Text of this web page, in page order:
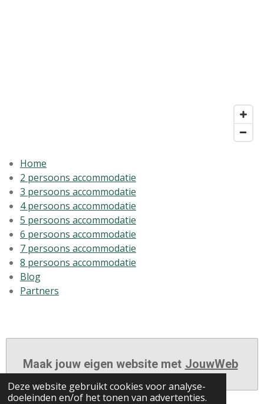
Deze website gebruikt cookies voor analyse-
doeleinden en/of het tonen van advertenties.
Home
2 persoons accommodatie
3 persoons accommodatie
4 persoons accommodatie
5 persoons accommodatie
6 persoons accommodatie
7 persoons accommodatie
8 persoons accommodatie
Blog
Partners
Maak jouw eigen website met JouwWeb